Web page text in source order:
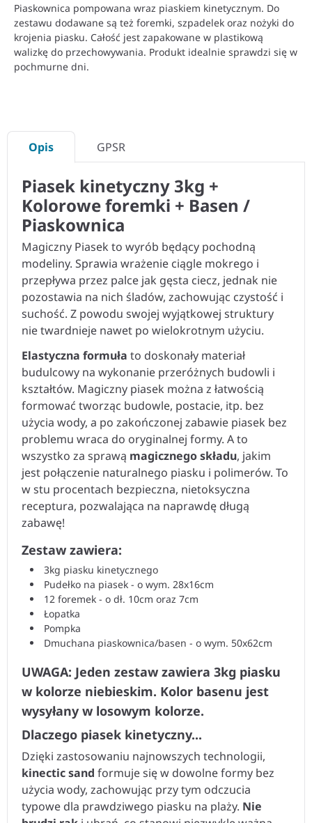
Piaskownica pompowana wraz piaskiem kinetycznym. Do
zestawu dodawane są też foremki, szpadelek oraz nożyki do
krojenia piasku. Całość jest zapakowane w plastikową
walizkę do przechowywania. Produkt idealnie sprawdzi się w
pochmurne dni.
Opis GPSR
Piasek kinetyczny 3kg +
Kolorowe foremki + Basen /
Piaskownica
Magiczny Piasek to wyrób będący pochodną
modeliny. Sprawia wrażenie ciągle mokrego i
przepływa przez palce jak gęsta ciecz, jednak nie
pozostawia na nich śladów, zachowując czystość i
suchość. Z powodu swojej wyjątkowej struktury
nie twardnieje nawet po wielokrotnym użyciu.
Elastyczna formuła to doskonały materiał
budulcowy na wykonanie przeróżnych budowli i
kształtów. Magiczny piasek można z łatwością
formować tworząc budowle, postacie, itp. bez
użycia wody, a po zakończonej zabawie piasek bez
problemu wraca do oryginalnej formy. A to
wszystko za sprawą magicznego składu, jakim
jest połączenie naturalnego piasku i polimerów. To
w stu procentach bezpieczna, nietoksyczna
receptura, pozwalająca na naprawdę długą
zabawę!
Zestaw zawiera:
3kg piasku kinetycznego
Pudełko na piasek - o wym. 28x16cm
12 foremek - o dł. 10cm oraz 7cm
Łopatka
Pompka
Dmuchana piaskownica/basen - o wym. 50x62cm
UWAGA: Jeden zestaw zawiera 3kg piasku
w kolorze niebieskim. Kolor basenu jest
wysyłany w losowym kolorze.
Dlaczego piasek kinetyczny...
Dzięki zastosowaniu najnowszych technologii,
kinectic sand formuje się w dowolne formy bez
użycia wody, zachowując przy tym odczucia
typowe dla prawdziwego piasku na plaży. Nie